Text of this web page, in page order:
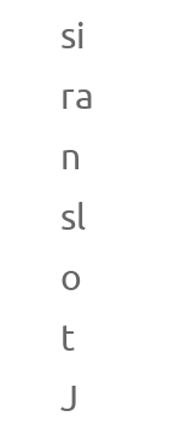
si
ra
n
sl
o
t
J